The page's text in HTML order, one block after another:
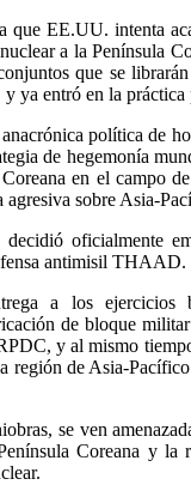
EE.UU. intenta
a la Península
que se
ya entró en la práctica
política de
de hegemonía
en el campo
agresiva sobre Asia-
oficialmente
antimisil THAAD.
a los ejercicios
de bloque
y al mismo
región de Asia-
se ven
Coreana y la